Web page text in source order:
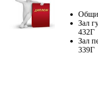
Зал
432Г
Зал
339Г